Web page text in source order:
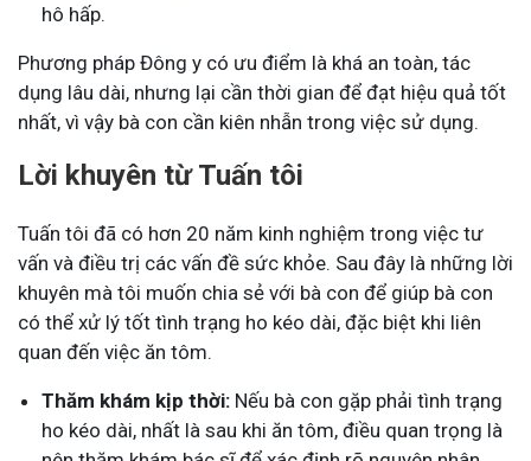
hô hấp.
Phương pháp Đông y có ưu điểm là khá an toàn, tác
dụng lâu dài, nhưng lại cần thời gian để đạt hiệu quả tốt
nhất, vì vậy bà con cần kiên nhẫn trong việc sử dụng.
Lời khuyên từ Tuấn tôi
Tuấn tôi đã có hơn 20 năm kinh nghiệm trong việc tư
vấn và điều trị các vấn đề sức khỏe. Sau đây là những lời
khuyên mà tôi muốn chia sẻ với bà con để giúp bà con
có thể xử lý tốt tình trạng ho kéo dài, đặc biệt khi liên
quan đến việc ăn tôm.
Thăm khám kịp thời: Nếu bà con gặp phải tình trạng
ho kéo dài, nhất là sau khi ăn tôm, điều quan trọng là